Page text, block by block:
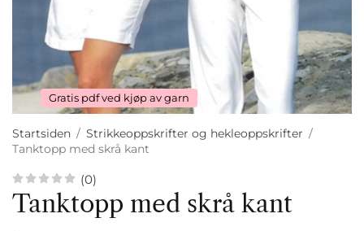
Gratis pdf ved kjøp av garn
Startsiden / Strikkeoppskrifter og hekleoppskrifter /
Tanktopp med skrå kant
(0)
Tanktopp med skrå kant